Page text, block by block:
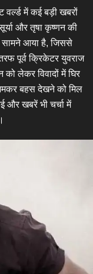
में कई बड़ी खबरों
और तृषा कृष्णन की
सामने आया है, जिससे
पूर्व क्रिकेटर युवराज
को लेकर विवादों में घिर
बहस देखने को मिल
और खबरें भी चर्चा में